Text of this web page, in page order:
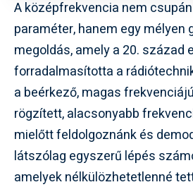
A középfrekvencia nem
paraméter, hanem egy mélyen
megoldás, amely a 20. század
forradalmasította a
a beérkező, magas
rögzített, alacsonyabb
mielőtt feldolgoznánk és
látszólag egyszerű lépés
amelyek nélkülözhetetlenné